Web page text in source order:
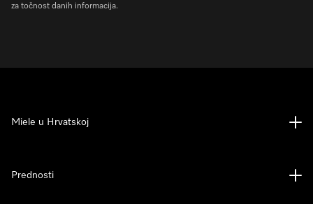
za točnost danih informacija.
Miele u Hrvatskoj
Prednosti